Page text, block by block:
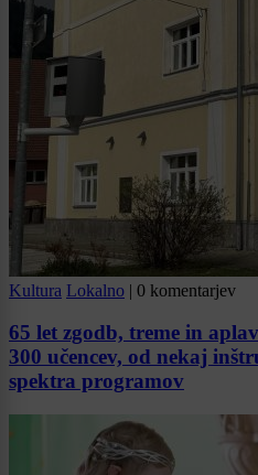
Kultura Lokalno | 0 komentarjev
65 let zgodb, treme in
300 učencev, od nekaj
spektra programov